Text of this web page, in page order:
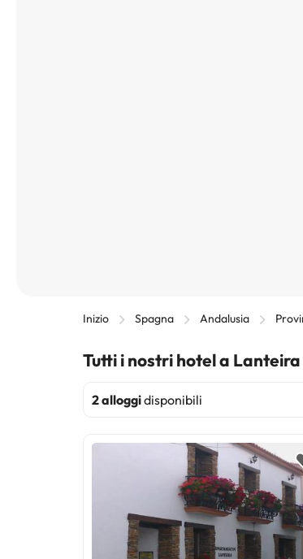
Inizio Spagna Andalusia
Tutti i nostri hotel a Lanteira
2 alloggidisponibili